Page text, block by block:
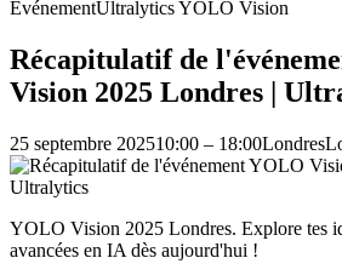
ÉvénementUltralytics YOLO Vision
Récapitulatif de
Vision 2025 Londres |
25 septembre 202510:00 – 18:00Londres
YOLO Vision 2025 Londres. Explore tes
avancées en IA dès aujourd'hui !